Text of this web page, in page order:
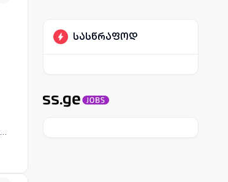
სასწრაფოდ